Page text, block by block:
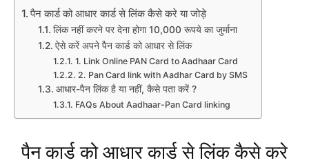
पैन कार्ड को आधार कार्ड से लिंक कैसे करे या जोड़े
लिंक नहीं करने पर देना होगा 10,000 रूपये का जुर्माना
ऐसे करें अपने पैन कार्ड को आधार से लिंक
1. Link Online PAN Card to Aadhaar Card
2. Pan Card link with Aadhar Card by SMS
आधार-पैन लिंक है या नहीं, कैसे पता करें ?
FAQs About Aadhaar-Pan Card linking
पैन कार्ड को आधार कार्ड से लिंक कैसे करे